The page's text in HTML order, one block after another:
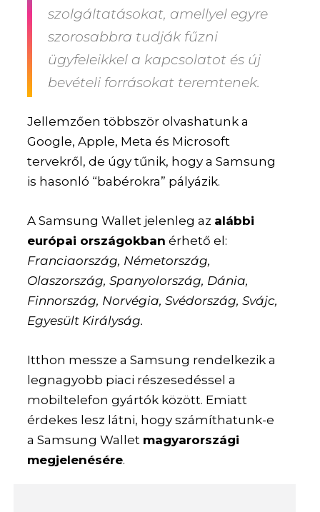
szolgáltatásokat, amellyel egyre
szorosabbra tudják fűzni
ügyfeleikkel a kapcsolatot és új
bevételi forrásokat teremtenek.
Jellemzően többször olvashatunk a
Google, Apple, Meta és Microsoft
tervekről, de úgy tűnik, hogy a Samsung
is hasonló “babérokra” pályázik.
A Samsung Wallet jelenleg az alábbi
európai országokban érhető el:
Franciaország, Németország,
Olaszország, Spanyolország, Dánia,
Finnország, Norvégia, Svédország, Svájc,
Egyesült Királyság.
Itthon messze a Samsung rendelkezik a
legnagyobb piaci részesedéssel a
mobiltelefon gyártók között. Emiatt
érdekes lesz látni, hogy számíthatunk-e
a Samsung Wallet magyarországi
megjelenésére.